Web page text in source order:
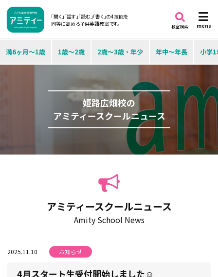
「聞く」「話す」「読む」「書く」の4技能を
同等に高める子供英語教室です。
menu
教室検索
満6ヶ月～1歳 1歳～2歳 2歳～3歳・年少 年中～年長 小学
姫路広畑校の
アミティースクールニュース
アミティースクールニュース
Amity School News
2025.11.10 お知らせ
4月スタート生受付開始しました☺